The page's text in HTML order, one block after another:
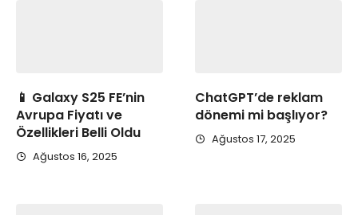
📱 Galaxy S25 FE’nin
Avrupa Fiyatı ve
Özellikleri Belli Oldu
Ağustos 16, 2025
ChatGPT’de reklam
dönemi mi başlıyor?
Ağustos 17, 2025